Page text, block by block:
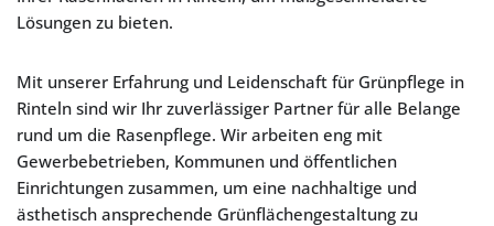
Lösungen zu bieten.
Mit unserer Erfahrung und Leidenschaft für Grünpflege in
Rinteln sind wir Ihr zuverlässiger Partner für alle Belange
rund um die Rasenpflege. Wir arbeiten eng mit
Gewerbebetrieben, Kommunen und öffentlichen
Einrichtungen zusammen, um eine nachhaltige und
ästhetisch ansprechende Grünflächengestaltung zu